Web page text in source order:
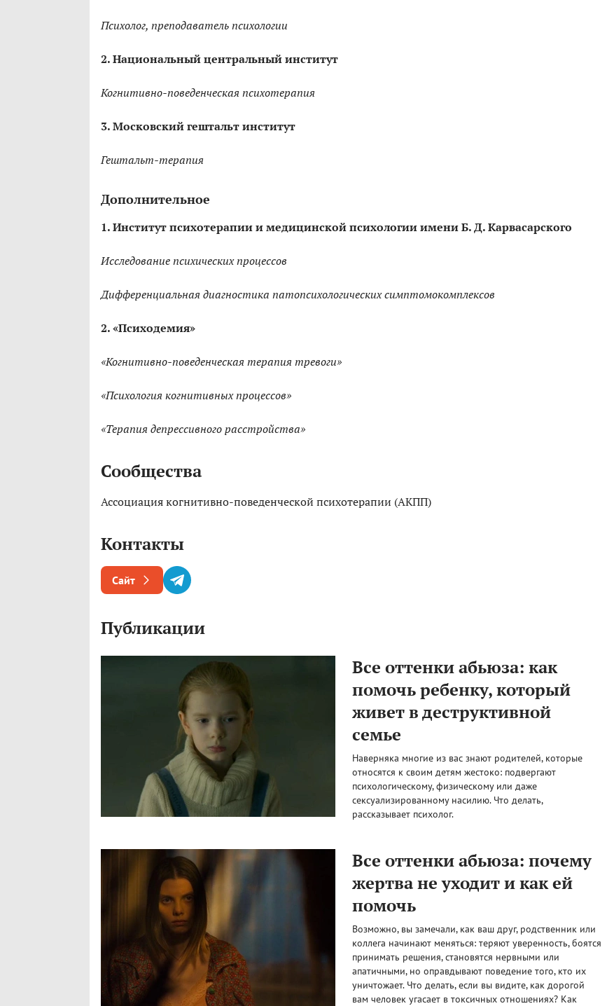
Психолог, преподаватель психологии
2. Национальный центральный институт
Когнитивно-поведенческая психотерапия
3. Московский гештальт институт
Гештальт-терапия
Дополнительное
1. Институт психотерапии и медицинской психологии имени Б. Д. Карвасарского
Исследование психических процессов
Дифференциальная диагностика патопсихологических симптомокомплексов
2. «Психодемия»
«Когнитивно-поведенческая терапия тревоги»
«Психология когнитивных процессов»
«Терапия депрессивного расстройства»
Сообщества
Ассоциация когнитивно-поведенческой психотерапии (АКПП)
Контакты
Сайт
Публикации
Все оттенки абьюза: как
помочь ребенку, который
живет в деструктивной
семье
Наверняка многие из вас знают родителей, которые
относятся к своим детям жестоко: подвергают
психологическому, физическому или даже
сексуализированному насилию. Что делать,
рассказывает психолог.
Все оттенки абьюза: почему
жертва не уходит и как ей
помочь
Возможно, вы замечали, как ваш друг, родственник или
коллега начинают меняться: теряют уверенность, боятся
принимать решения, становятся нервными или
апатичными, но оправдывают поведение того, кто их
уничтожает. Что делать, если вы видите, как дорогой
вам человек угасает в токсичных отношениях? Как